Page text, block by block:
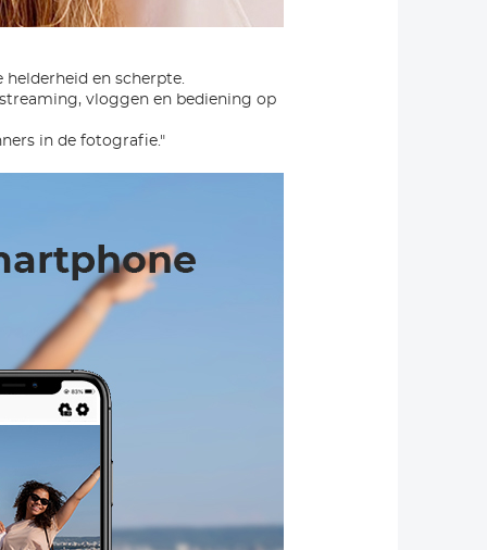
en scherpte.
vloggen en bediening op
in de fotografie."